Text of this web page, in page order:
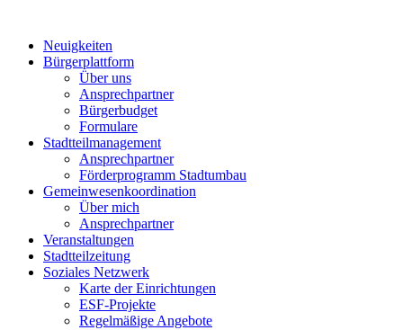
Neuigkeiten
Bürgerplattform
Über uns
Ansprechpartner
Bürgerbudget
Formulare
Stadtteilmanagement
Ansprechpartner
Förderprogramm Stadtumbau
Gemeinwesenkoordination
Über mich
Ansprechpartner
Veranstaltungen
Stadtteilzeitung
Soziales Netzwerk
Karte der Einrichtungen
ESF-Projekte
Regelmäßige Angebote